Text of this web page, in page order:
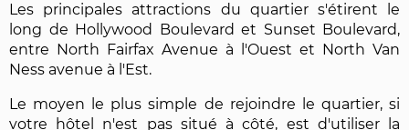
Les principales attractions du quartier s'étirent le
long de Hollywood Boulevard et Sunset Boulevard,
entre North Fairfax Avenue à l'Ouest et North Van
Ness avenue à l'Est.
Le moyen le plus simple de rejoindre le quartier, si
votre hôtel n'est pas situé à côté, est d'utiliser la